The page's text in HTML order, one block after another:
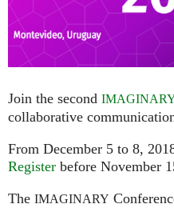
Join the second
collaborative
From December 5 to 8,
Register before November
The IMAGINARY